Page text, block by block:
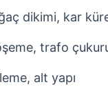
dikimi, kar
trafo
alt yapı